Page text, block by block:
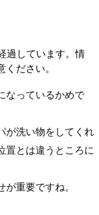
過しています。情
ださい。
なっているかめで
が洗い物をしてくれ
置とは違うところに
重要ですね。